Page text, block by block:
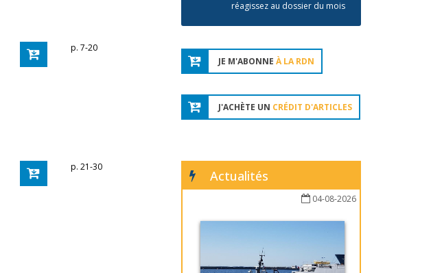
p. 7-20
p. 21-30
réagissez au dossier du mois
JE M'ABONNE À LA RDN
J'ACHÈTE UN CRÉDIT D'ARTICLES
Actualités
04-08-2026